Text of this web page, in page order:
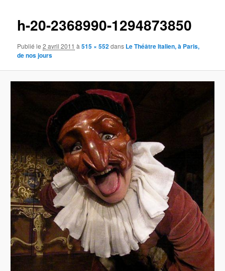
h-20-2368990-1294873850
Publié le2 avril 2011 à515 × 552dans Le Théâtre Italien, à Paris,
de nos jours